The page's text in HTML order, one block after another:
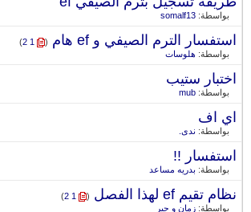
بواسطة:somalf13
استفسار الترم الصيفي و ef هام ‏
(
1
2
بواسطة:هلوسات
اختبار ستيب
بواسطة:mub
اي اف
بواسطة:ندى.
استفسار !!
بواسطة:بدريه مساعد
نظام تقيم ef لهذا الفصل ‏
(
1
2
بواسطة:زمان و جبر